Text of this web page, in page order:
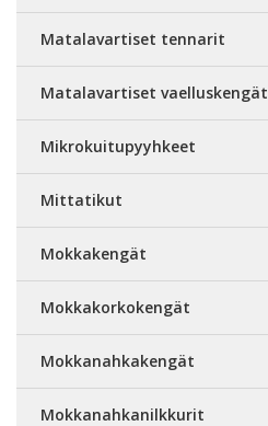
Matalavartiset tennarit
Matalavartiset vaelluskengät
Mikrokuitupyyhkeet
Mittatikut
Mokkakengät
Mokkakorkokengät
Mokkanahkakengät
Mokkanahkanilkkurit